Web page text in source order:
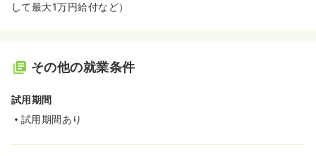
して最大1万円給付など）
その他の就業条件
試用期間
試用期間あり